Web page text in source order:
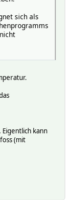
sich als
Eigentlich kann
(mit